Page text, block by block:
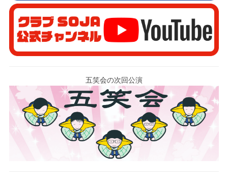
五笑会の次回公演